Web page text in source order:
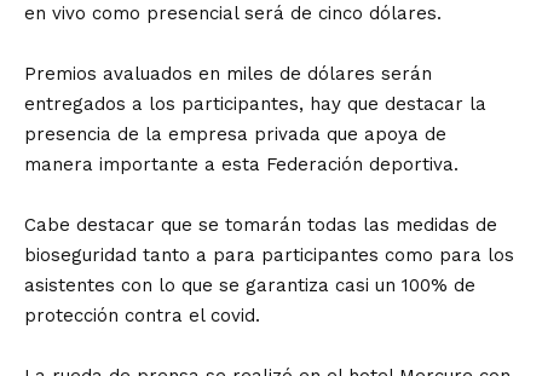
en vivo como presencial será de cinco dólares.
Premios avaluados en miles de dólares serán
entregados a los participantes, hay que destacar la
presencia de la empresa privada que apoya de
manera importante a esta Federación deportiva.
Cabe destacar que se tomarán todas las medidas de
bioseguridad tanto a para participantes como para los
asistentes con lo que se garantiza casi un 100% de
protección contra el covid.